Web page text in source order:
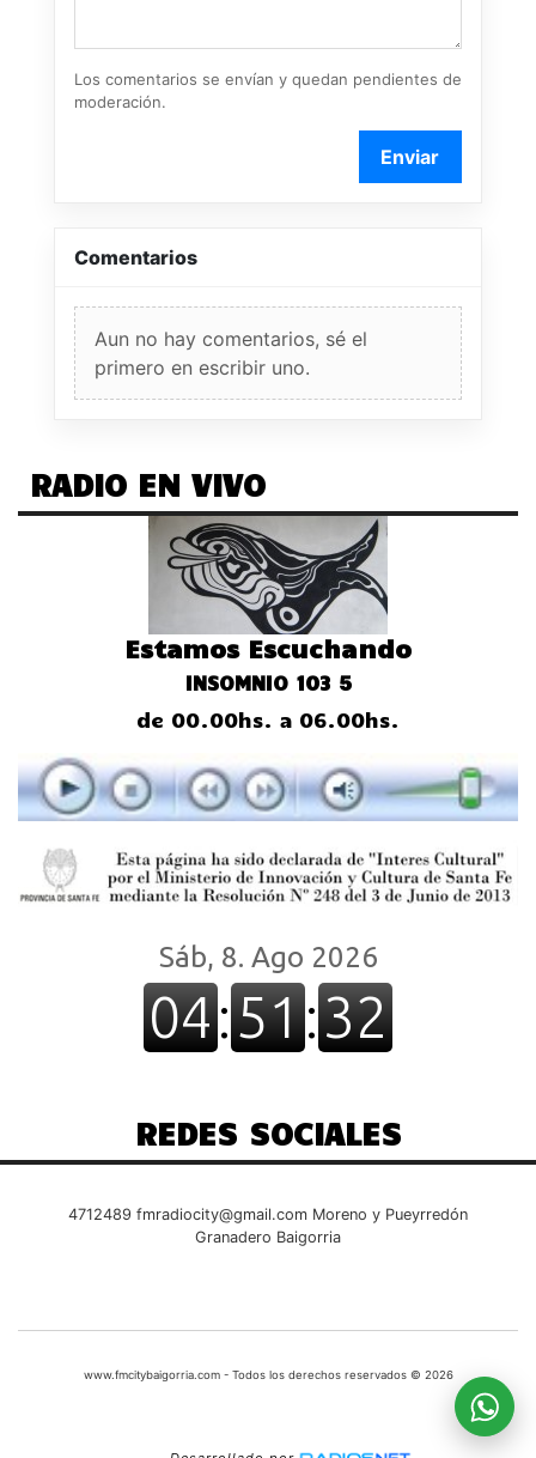
Los comentarios se envían y quedan pendientes de
moderación.
Enviar
Comentarios
Aun no hay comentarios, sé el
primero en escribir uno.
RADIO EN VIVO
Estamos Escuchando
INSOMNIO 103 5
de 00.00hs. a 06.00hs.
REDES SOCIALES
4712489 fmradiocity@gmail.com Moreno y Pueyrredón
Granadero Baigorria
www.fmcitybaigorria.com - Todos los derechos reservados © 2026